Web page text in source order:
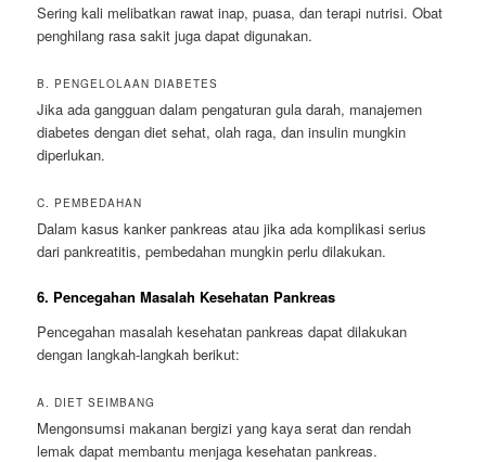
Sering kali melibatkan rawat inap, puasa, dan terapi nutrisi. Obat
penghilang rasa sakit juga dapat digunakan.
B. PENGELOLAAN DIABETES
Jika ada gangguan dalam pengaturan gula darah, manajemen
diabetes dengan diet sehat, olah raga, dan insulin mungkin
diperlukan.
C. PEMBEDAHAN
Dalam kasus kanker pankreas atau jika ada komplikasi serius
dari pankreatitis, pembedahan mungkin perlu dilakukan.
6. Pencegahan Masalah Kesehatan Pankreas
Pencegahan masalah kesehatan pankreas dapat dilakukan
dengan langkah-langkah berikut:
A. DIET SEIMBANG
Mengonsumsi makanan bergizi yang kaya serat dan rendah
lemak dapat membantu menjaga kesehatan pankreas.